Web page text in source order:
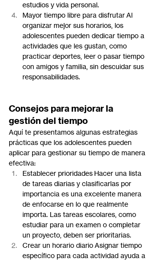
estudios y vida personal.
Mayor tiempo libre para disfrutar Al
organizar mejor sus horarios, los
adolescentes pueden dedicar tiempo a
actividades que les gustan, como
practicar deportes, leer o pasar tiempo
con amigos y familia, sin descuidar sus
responsabilidades.
Consejos para mejorar la
gestión del tiempo
Aquí te presentamos algunas estrategias
prácticas que los adolescentes pueden
aplicar para gestionar su tiempo de manera
efectiva:
Establecer prioridades Hacer una lista
de tareas diarias y clasificarlas por
importancia es una excelente manera
de enfocarse en lo que realmente
importa. Las tareas escolares, como
estudiar para un examen o completar
un proyecto, deben ser prioritarias.
Crear un horario diario Asignar tiempo
específico para cada actividad ayuda a